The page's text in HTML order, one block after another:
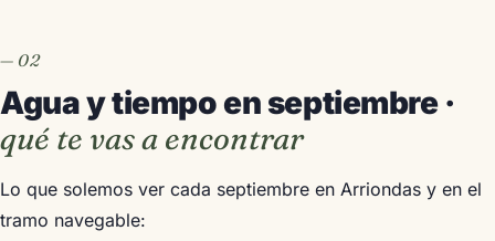
Agua y tiempo en septiembre ·
qué te vas a encontrar
Lo que solemos ver cada septiembre en Arriondas y en el
tramo navegable: